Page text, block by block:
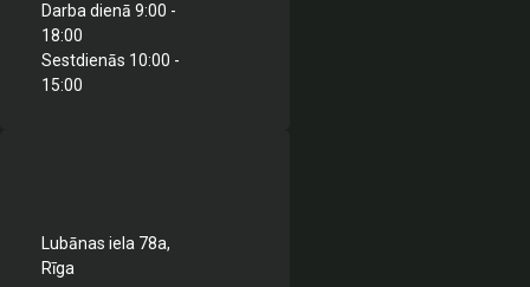
Darba dienā 9:00 -
18:00
Sestdienās 10:00 -
15:00
Lubānas iela 78a,
Rīga